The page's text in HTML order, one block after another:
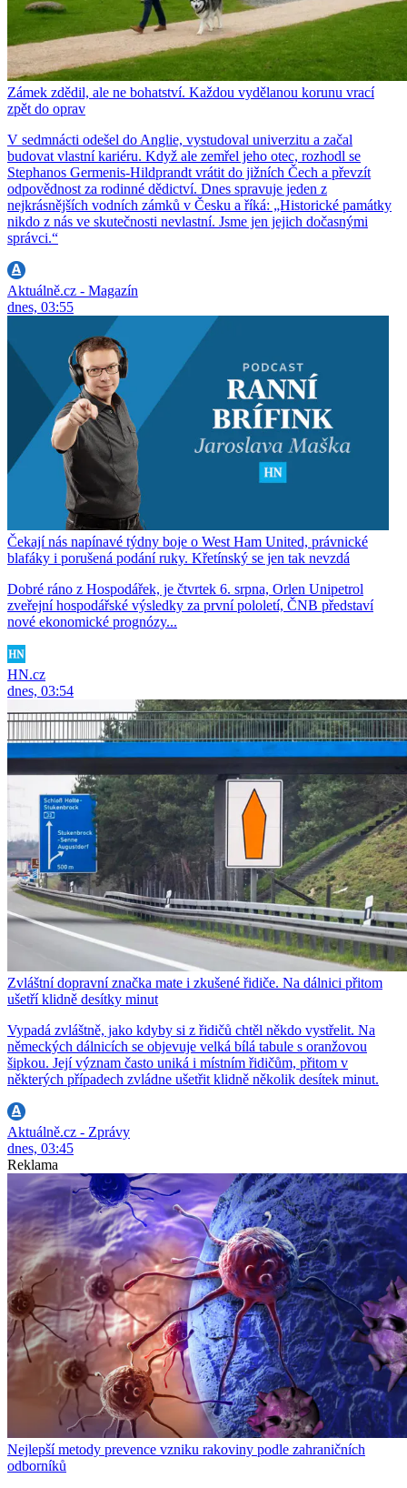
Zámek zdědil, ale ne bohatství. Každou vydělanou korunu vrací
zpět do oprav
V sedmnácti odešel do Anglie, vystudoval univerzitu a začal
budovat vlastní kariéru. Když ale zemřel jeho otec, rozhodl se
Stephanos Germenis-Hildprandt vrátit do jižních Čech a převzít
odpovědnost za rodinné dědictví. Dnes spravuje jeden z
nejkrásnějších vodních zámků v Česku a říká: „Historické památky
nikdo z nás ve skutečnosti nevlastní. Jsme jen jejich dočasnými
správci.“
Aktuálně.cz - Magazín
dnes, 03:55
Čekají nás napínavé týdny boje o West Ham United, právnické
blafáky i porušená podání ruky. Křetínský se jen tak nevzdá
Dobré ráno z Hospodářek, je čtvrtek 6. srpna, Orlen Unipetrol
zveřejní hospodářské výsledky za první pololetí, ČNB představí
nové ekonomické prognózy...
HN.cz
dnes, 03:54
Zvláštní dopravní značka mate i zkušené řidiče. Na dálnici přitom
ušetří klidně desítky minut
Vypadá zvláštně, jako kdyby si z řidičů chtěl někdo vystřelit. Na
německých dálnicích se objevuje velká bílá tabule s oranžovou
šipkou. Její význam často uniká i místním řidičům, přitom v
některých případech zvládne ušetřit klidně několik desítek minut.
Aktuálně.cz - Zprávy
dnes, 03:45
Reklama
Nejlepší metody prevence vzniku rakoviny podle zahraničních
odborníků